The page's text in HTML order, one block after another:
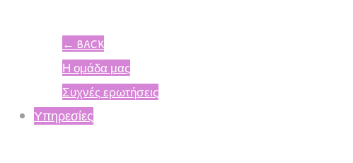
← BACK
Η ομάδα μας
Συχνές ερωτήσεις
Υπηρεσίες